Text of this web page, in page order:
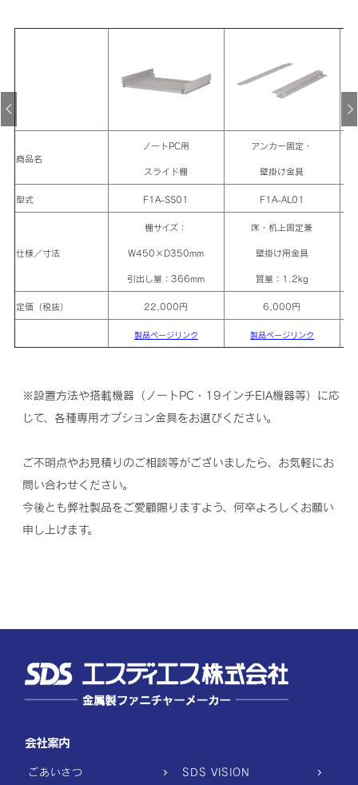
商品名
ノートPC用
スライド棚
アンカー固定・
壁掛け金具
型式 F1A-SS01 F1A-AL01
仕様／寸法
棚サイズ：
W450×D350mm
引出し量：366mm
床・机上固定兼
壁掛け用金具
質量：1.2kg
定価（税抜） 22,000円 6,000円
製品ページリンク 製品ページリンク
※設置方法や搭載機器（ノートPC・19インチEIA機器等）に応
じて、各種専用オプション金具をお選びください。
ご不明点やお見積りのご相談等がございましたら、お気軽にお
問い合わせください。
今後とも弊社製品をご愛顧賜りますよう、何卒よろしくお願い
申し上げます。
会社案内
ごあいさつ SDS VISION